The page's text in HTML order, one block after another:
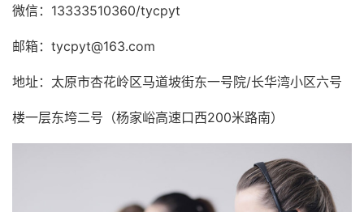
微信：13333510360/tycpyt
邮箱：tycpyt@163.com
地址：太原市杏花岭区马道坡街东一号院/长华湾小区六号
楼一层东垮二号（杨家峪高速口西200米路南）